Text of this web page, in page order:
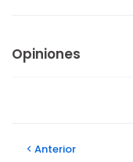
Opiniones
Anterior